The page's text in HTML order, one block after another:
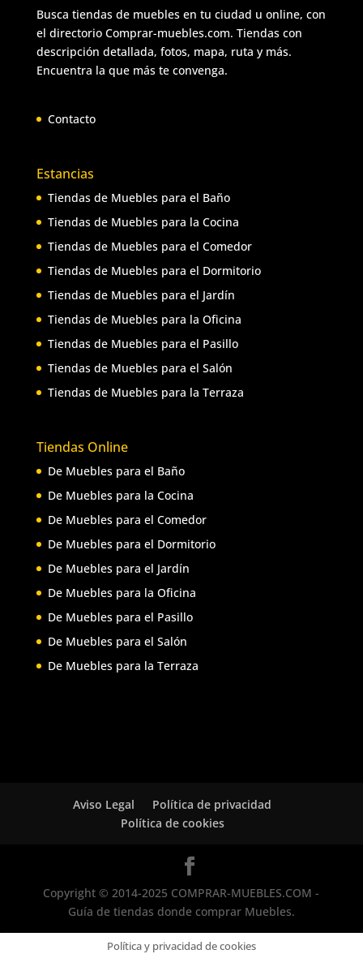
Busca tiendas de muebles en tu ciudad u online, con
el directorio Comprar-muebles.com. Tiendas con
descripción detallada, fotos, mapa, ruta y más.
Encuentra la que más te convenga.
Contacto
Estancias
Tiendas de Muebles para el Baño
Tiendas de Muebles para la Cocina
Tiendas de Muebles para el Comedor
Tiendas de Muebles para el Dormitorio
Tiendas de Muebles para el Jardín
Tiendas de Muebles para la Oficina
Tiendas de Muebles para el Pasillo
Tiendas de Muebles para el Salón
Tiendas de Muebles para la Terraza
Tiendas Online
De Muebles para el Baño
De Muebles para la Cocina
De Muebles para el Comedor
De Muebles para el Dormitorio
De Muebles para el Jardín
De Muebles para la Oficina
De Muebles para el Pasillo
De Muebles para el Salón
De Muebles para la Terraza
Aviso Legal
Política de privacidad
Política de cookies
Copyright © 2014-2025 COMPRAR-MUEBLES.COM -
Guía de tiendas donde comprar Muebles.
Política y privacidad de cookies